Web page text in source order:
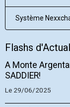
Système
Flashs
A Monte
SADDIER!
Le 29/06/2025